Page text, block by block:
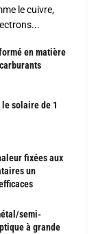
le cuivre,
en matière
solaire de 1
fixées aux
un
semi-
à grande